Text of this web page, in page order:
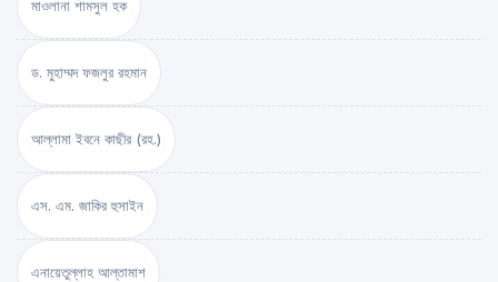
মাওলানা শামসুল হক
ড. মুহাম্মদ ফজলুর রহমান
আল্লামা ইবনে কাছীর (রহ.)
এস. এম. জাকির হুসাইন
এনায়েতুল্লাহ আল্‌তামাশ